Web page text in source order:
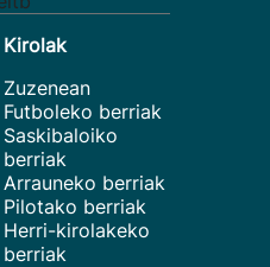
Kirolak
Zuzenean
Futboleko berriak
Saskibaloiko
berriak
Arrauneko berriak
Pilotako berriak
Herri-kirolakeko
berriak